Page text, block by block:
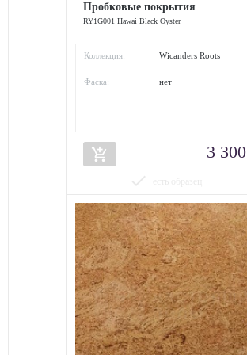
Пробковые покрытия
RY1G001 Hawai Black Oyster
Коллекция: Wicanders Roots
Фаска: нет
add_shopping_cart 3 300